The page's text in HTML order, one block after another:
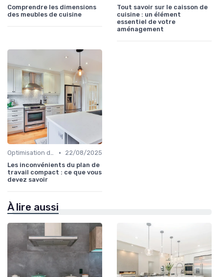
Comprendre les dimensions
des meubles de cuisine
Tout savoir sur le caisson de
cuisine : un élément
essentiel de votre
aménagement
Optimisation de l'Espace •
22/08/2025
Les inconvénients du plan de
travail compact : ce que vous
devez savoir
À lire aussi